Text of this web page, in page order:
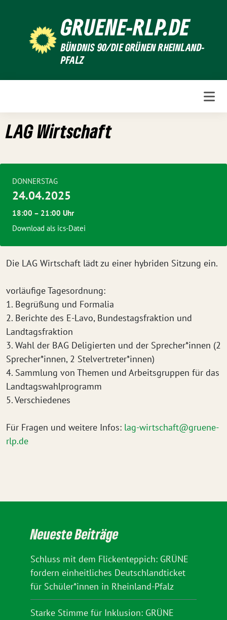
GRUENE-RLP.DE
BÜNDNIS 90/DIE GRÜNEN RHEINLAND-
PFALZ
LAG Wirtschaft
Die LAG Wirtschaft lädt zu einer hybriden Sitzung ein.
vorläufige Tagesordnung:
1. Begrüßung und Formalia
2. Berichte des E-Lavo, Bundestagsfraktion und
Landtagsfraktion
3. Wahl der BAG Deligierten und der Sprecher*innen (2
Sprecher*innen, 2 Stelvertreter*innen)
4. Sammlung von Themen und Arbeitsgruppen für das
Landtagswahlprogramm
5. Verschiedenes
Für Fragen und weitere Infos: lag-wirtschaft@gruene-
rlp.de
DONNERSTAG
24.04.2025
18:00 – 21:00 Uhr
Download als ics-Datei
Neueste Beiträge
Schluss mit dem Flickenteppich: GRÜNE
fordern einheitliches Deutschlandticket
für Schüler*innen in Rheinland-Pfalz
Starke Stimme für Inklusion: GRÜNE